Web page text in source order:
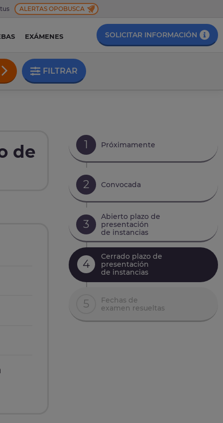
ALERTAS OPOBUSCA
EXÁMENES SOLICITAR INFORMACIÓN
FILTRAR
de
1 Próximamente
2 Convocada
3
Abierto plazo de
presentación
de instancias
4
Cerrado plazo de
presentación
de instancias
5
Fechas de
examen resueltas